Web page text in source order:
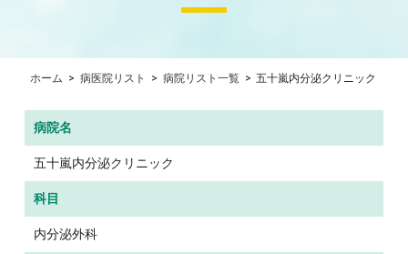
ホーム > 病医院リスト > 病院リスト一覧 > 五十嵐内分泌クリニック
病院名
五十嵐内分泌クリニック
科目
内分泌外科